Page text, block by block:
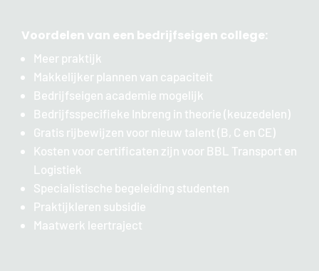
Voordelen van een bedrijfseigen college:
Meer praktijk
Makkelijker plannen van capaciteit
Bedrijfseigen academie mogelijk
Bedrijfsspecifieke Inbreng in theorie (keuzedelen)
Gratis rijbewijzen voor nieuw talent (B, C en CE)
Kosten voor certificaten zijn voor BBL Transport en
Logistiek
Specialistische begeleiding studenten
Praktijkleren subsidie
Maatwerk leertraject